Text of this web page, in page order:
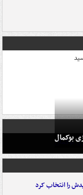
بوکمال
را انتخاب کرد